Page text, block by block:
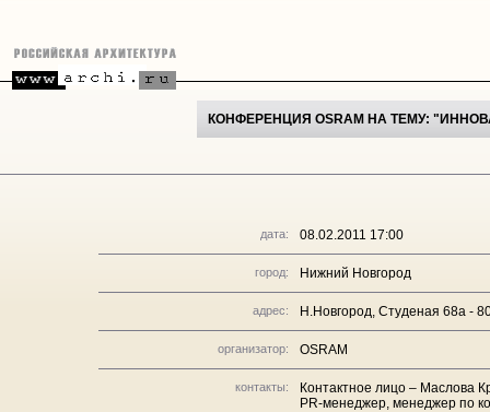
КОНФЕРЕНЦИЯ OSRAM НА ТЕМУ:
дата: 08.02.2011 17:00
город: Нижний Новгород
адрес: Н.Новгород, Студеная 68а -
организатор: OSRAM
контакты:
Контактное лицо – Маслова
PR-менеджер, менеджер по